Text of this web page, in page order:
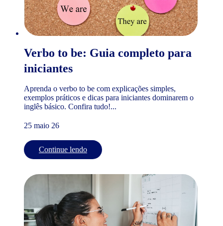
Verbo to be: Guia completo para
iniciantes
Aprenda o verbo to be com explicações simples,
exemplos práticos e dicas para iniciantes dominarem o
inglês básico. Confira tudo!...
25 maio 26
Continue lendo